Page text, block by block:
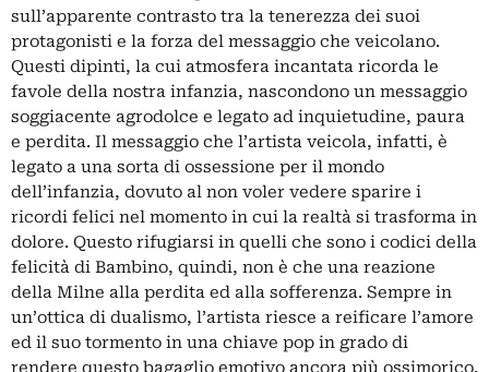
sull’apparente contrasto tra la tenerezza dei suoi
protagonisti e la forza del messaggio che veicolano.
Questi dipinti, la cui atmosfera incantata ricorda le
favole della nostra infanzia, nascondono un messaggio
soggiacente agrodolce e legato ad inquietudine, paura
e perdita. Il messaggio che l’artista veicola, infatti, è
legato a una sorta di ossessione per il mondo
dell’infanzia, dovuto al non voler vedere sparire i
ricordi felici nel momento in cui la realtà si trasforma in
dolore. Questo rifugiarsi in quelli che sono i codici della
felicità di Bambino, quindi, non è che una reazione
della Milne alla perdita ed alla sofferenza. Sempre in
un’ottica di dualismo, l’artista riesce a reificare l’amore
ed il suo tormento in una chiave pop in grado di
rendere questo bagaglio emotivo ancora più ossimorico.